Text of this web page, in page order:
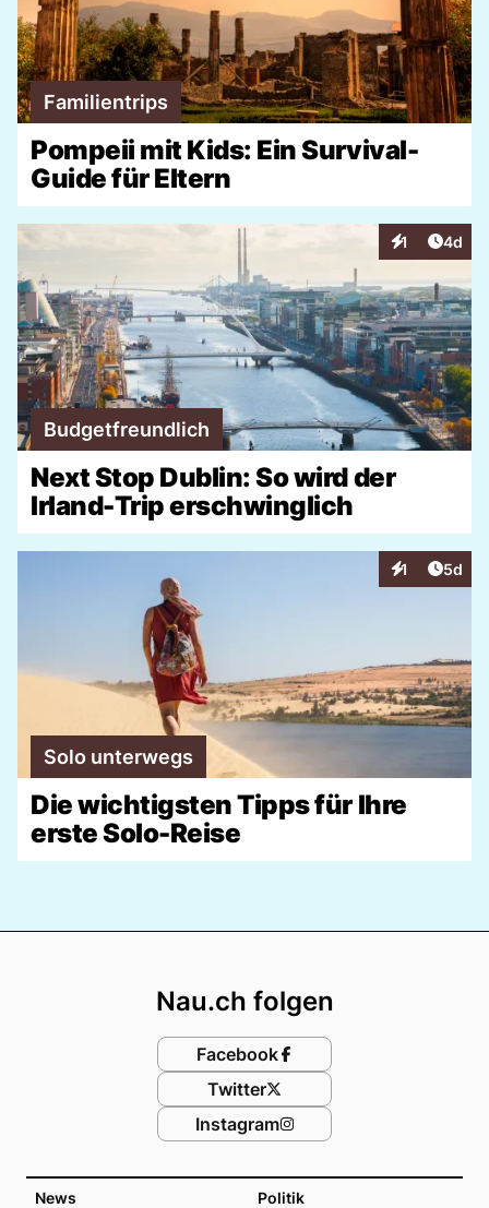
Familientrips
Pompeii mit Kids: Ein Survival-
Guide für Eltern
1
Interaktionen
4d
Budgetfreundlich
Next Stop Dublin: So wird der
Irland-Trip erschwinglich
1
Interaktionen
5d
Solo unterwegs
Die wichtigsten Tipps für Ihre
erste Solo-Reise
News Politik
Nau.ch folgen
Facebook
Twitter
Instagram